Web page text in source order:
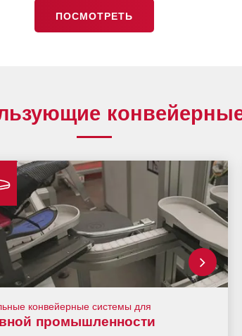
ПОСМОТРЕТЬ
конвейерные системы для
промышленности